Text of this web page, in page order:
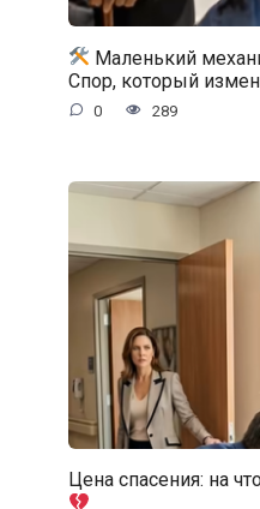
Маленький
Спор, который
0 289
Цена спасения: на